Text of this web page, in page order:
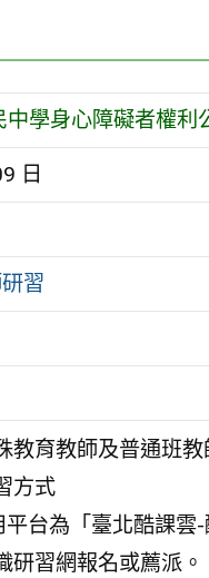
學身心障礙者權利
日
習
教育教師及普通班
方式
台為「臺北酷課雲
研習網報名或薦派。